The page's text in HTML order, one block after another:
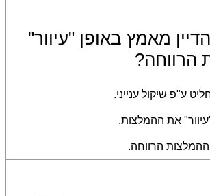
מאמץ באופן "עיוור"
הרווחה?
ע"פ שיקול ענייני.
את ההמלצות.
הרווחה.